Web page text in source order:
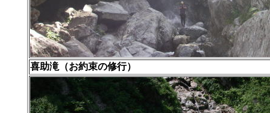
喜助滝（お約束の修行）